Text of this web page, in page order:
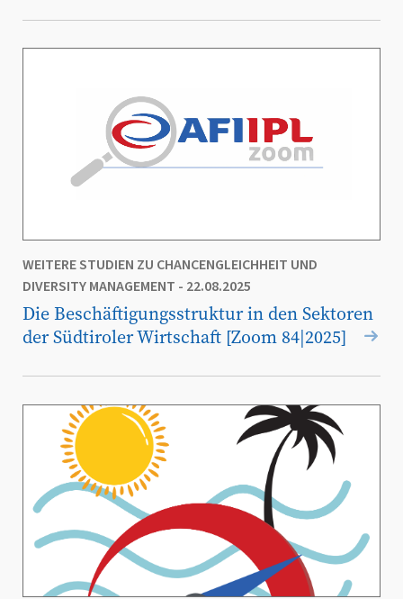
WEITERE STUDIEN ZU CHANCENGLEICHHEIT UND
DIVERSITY MANAGEMENT - 22.08.2025
Die Beschäftigungsstruktur in den Sektoren
der Südtiroler Wirtschaft [Zoom 84|2025]